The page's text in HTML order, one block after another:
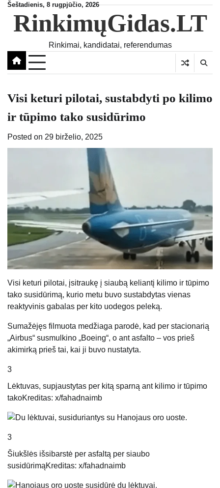
Skip
content
Šeštadienis, 8 rugpjūčio, 2026
RinkimųGidas.LT
Rinkimai, kandidatai, referendumas
Visi keturi pilotai, sustabdyti po kilimo
ir tūpimo tako susidūrimo
Posted on 29 birželio, 2025
Visi keturi pilotai, įsitraukę į siaubą keliantį kilimo ir tūpimo
tako susidūrimą, kurio metu buvo sustabdytas vienas
reaktyvinis gabalas per kito uodegos peleką.
Sumažėjęs filmuota medžiaga parodė, kad per stacionarią
„Airbus“ susmulkino „Boeing“, o ant asfalto – vos prieš
akimirką prieš tai, kai ji buvo nustatyta.
3
Lėktuvas, supjaustytas per kitą sparną ant kilimo ir tūpimo
takoKreditas: x/fahadnaimb
3
Šiukšlės išsibarstė per asfaltą per siaubo
susidūrimąKreditas: x/fahadnaimb